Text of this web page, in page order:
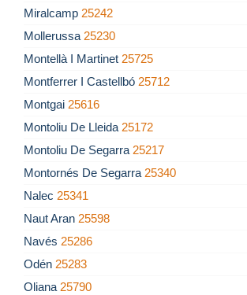
Miralcamp 25242
Mollerussa 25230
Montellà I Martinet 25725
Montferrer I Castellbó 25712
Montgai 25616
Montoliu De Lleida 25172
Montoliu De Segarra 25217
Montornés De Segarra 25340
Nalec 25341
Naut Aran 25598
Navés 25286
Odén 25283
Oliana 25790